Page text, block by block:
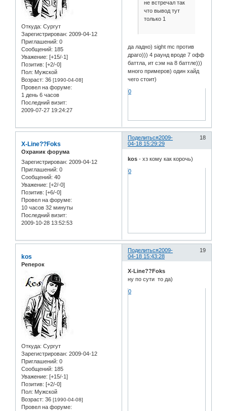
Откуда: Сургут
Зарегистрирован: 2009-04-12
Приглашений: 0
Сообщений: 185
Уважение: [+15/-1]
Позитив: [+2/-0]
Пол: Мужской
Возраст: 36 [1990-04-08]
Провел на форуме:
1 день 6 часов
Последний визит:
2009-07-27 19:24:27
не встречал так
что вывод тут
только 1
да ладно) sight mc против
драго))) 4 раунд вроде 7 офф
баттла, ит сэм на 8 баттле)))
много примеров) один хайд
чего стоит)
0
Поделиться 18
2009-
04-18 15:29:29
X-Line??Foks
Охраник форума
Зарегистрирован: 2009-04-12
Приглашений: 0
Сообщений: 40
Уважение: [+2/-0]
Позитив: [+6/-0]
Провел на форуме:
10 часов 32 минуты
Последний визит:
2009-10-28 13:52:53
kos - хз кому как корочь)
0
Поделиться 19
2009-
04-18 15:43:28
kos
Реперок
Откуда: Сургут
Зарегистрирован: 2009-04-12
Приглашений: 0
Сообщений: 185
Уважение: [+15/-1]
Позитив: [+2/-0]
Пол: Мужской
Возраст: 36 [1990-04-08]
Провел на форуме:
X-Line??Foks
ну по сути то да)
0